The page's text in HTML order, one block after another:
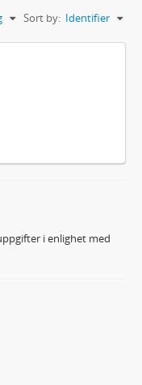
Sort by: Identifier
i enlighet med